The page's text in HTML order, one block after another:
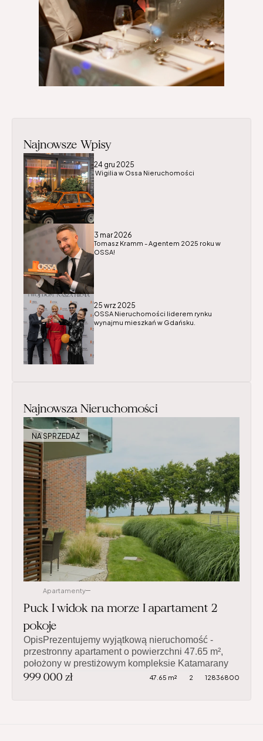
Najnowsze Wpisy
24 gru 2025
Wigilia w Ossa Nieruchomości
3 mar 2026
Tomasz Kramm - Agentem 2025 roku w
OSSA!
25 wrz 2025
OSSA Nieruchomości liderem rynku
wynajmu mieszkań w Gdańsku.
Najnowsza Nieruchomości
NA SPRZEDAŻ
Apartamenty
Puck I widok na morze I apartament 2
pokoje
OpisPrezentujemy wyjątkową nieruchomość -
przestronny apartament o powierzchni 47.65 m²,
położony w prestiżowym kompleksie Katamarany
Zatoka w Pucku. To nowoczesne osiedle zostało
999 000 zł 47.65 m² 2 12836800